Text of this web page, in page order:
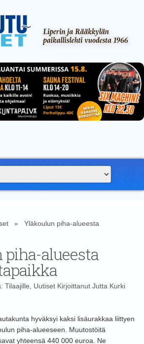
» Yläkoulun piha-alueesta
alueesta
Tilaajille, UutisetKirjoittanut Jutta Kurki
hyväksyi kaksi lisäurakkaa liittyen
piha-alueeseen. Muutostöitä
yhteensä 440 000 euroa. Ne